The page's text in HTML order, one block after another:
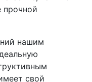
прочной
нашим
свой